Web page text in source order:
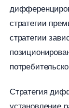
стратегии
стратегии
Стратегия
установление